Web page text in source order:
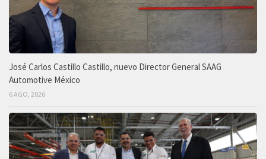
José Carlos Castillo Castillo, nuevo Director General SAAG
Automotive México
6 AGO, 2026